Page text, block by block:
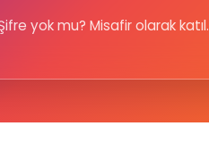
yok mu? Misafir olarak katıl.